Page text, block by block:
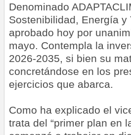
Denominado
Sostenibilidad, Energía
aprobado hoy por
mayo. Contempla la
2026-2035, si bien su
concretándose en los
ejercicios que abarca.
Como ha explicado el
trata del “primer plan en